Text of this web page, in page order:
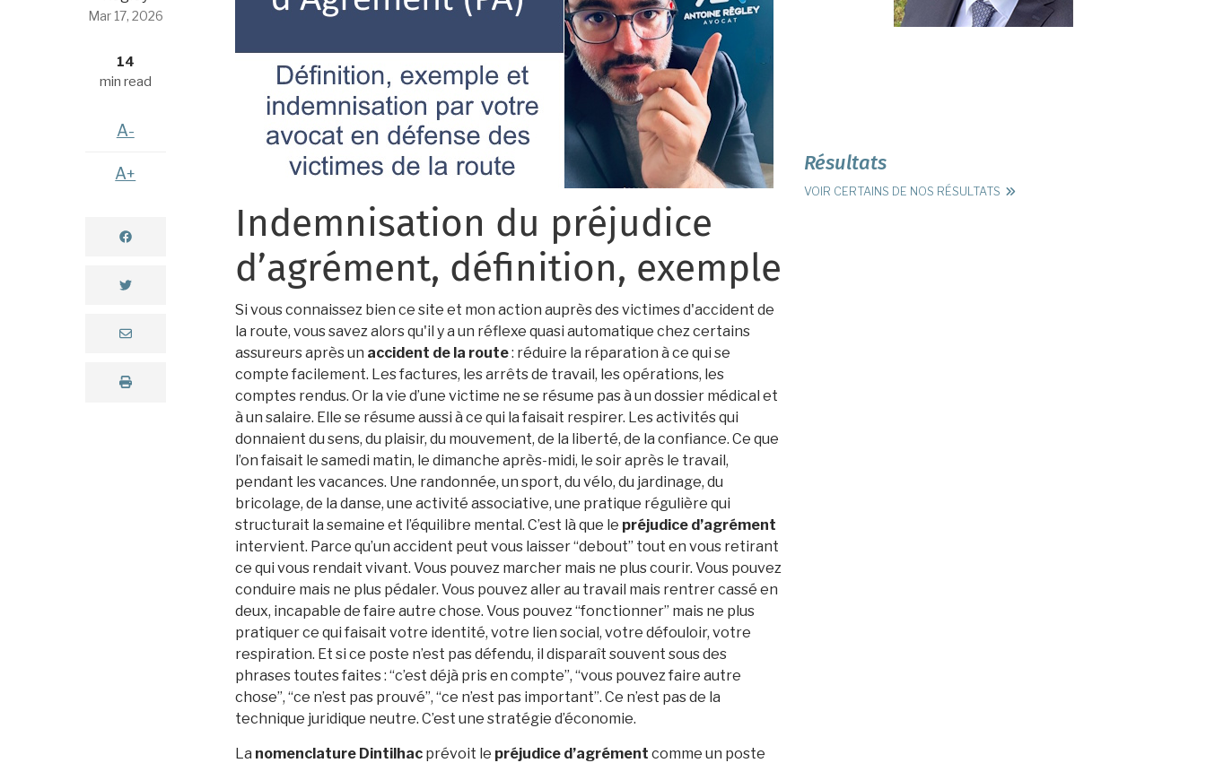
Mar 17, 2026
14
min read
A-
A+
Indemnisation du préjudice
d’agrément, définition, exemple
Si vous connaissez bien ce site et mon action auprès des victimes d'accident de
la route, vous savez alors qu'il y a un réflexe quasi automatique chez certains
assureurs après un accident de la route: réduire la réparation à ce qui se
compte facilement. Les factures, les arrêts de travail, les opérations, les
comptes rendus. Or la vie d’une victime ne se résume pas à un dossier médical et
à un salaire. Elle se résume aussi à ce qui la faisait respirer. Les activités qui
donnaient du sens, du plaisir, du mouvement, de la liberté, de la confiance. Ce que
l’on faisait le samedi matin, le dimanche après-midi, le soir après le travail,
pendant les vacances. Une randonnée, un sport, du vélo, du jardinage, du
bricolage, de la danse, une activité associative, une pratique régulière qui
structurait la semaine et l’équilibre mental. C’est là que le préjudice d’agrément
intervient. Parce qu’un accident peut vous laisser “debout” tout en vous retirant
ce qui vous rendait vivant. Vous pouvez marcher mais ne plus courir. Vous pouvez
conduire mais ne plus pédaler. Vous pouvez aller au travail mais rentrer cassé en
deux, incapable de faire autre chose. Vous pouvez “fonctionner” mais ne plus
pratiquer ce qui faisait votre identité, votre lien social, votre défouloir, votre
respiration. Et si ce poste n’est pas défendu, il disparaît souvent sous des
phrases toutes faites : “c’est déjà pris en compte”, “vous pouvez faire autre
chose”, “ce n’est pas prouvé”, “ce n’est pas important”. Ce n’est pas de la
technique juridique neutre. C’est une stratégie d’économie.
La nomenclature Dintilhacprévoit le préjudice d’agrément comme un poste
Résultats
VOIR CERTAINS DE NOS RÉSULTATS